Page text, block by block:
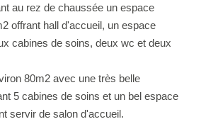
au rez de chaussée un espace
offrant hall d'accueil, un espace
cabines de soins, deux wc et deux
80m2 avec une très belle
5 cabines de soins et un bel espace
servir de salon d'accueil.